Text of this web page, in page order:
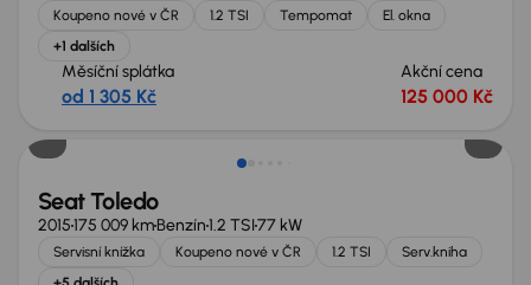
Koupeno nové v ČR 1.2 TSI Tempomat
El. okna
+1 dalších
Měsíční splátka
od 1 305 Kč
Akční cena
125 000 Kč
Seat Toledo
2015175 009 kmBenzín1.2 TSI77 kW
Servisní knížka Koupeno nové v ČR 1.2 TSI
Serv.kniha